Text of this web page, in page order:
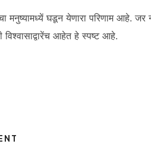
मनुष्यामध्यें घडून येणारा परिणाम आहे.
विश्वासाद्वारेंच आहेत हे स्पष्ट आहे.